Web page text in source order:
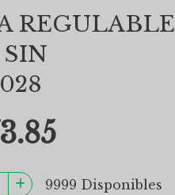
REGULABLE
9999 Disponibles